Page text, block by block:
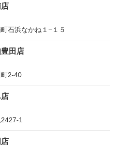
石浜なかね１−１５
田店
2‐40
1